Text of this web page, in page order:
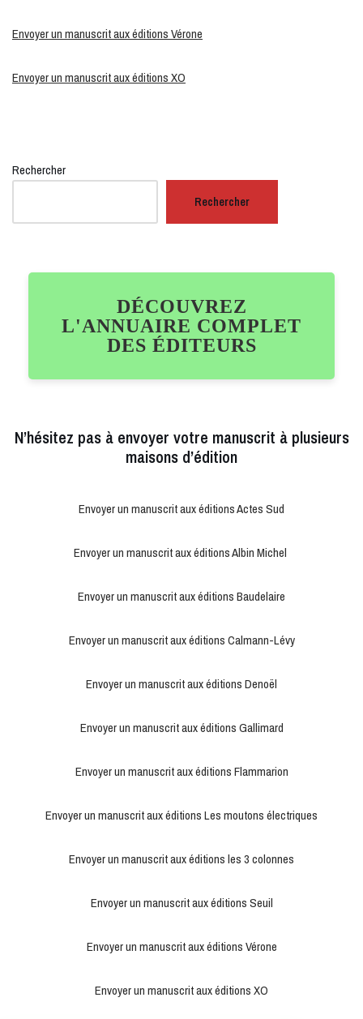
Envoyer un manuscrit aux éditions Vérone
Envoyer un manuscrit aux éditions XO
Rechercher
Rechercher
DÉCOUVREZ
L'ANNUAIRE COMPLET
DES ÉDITEURS
N’hésitez pas à envoyer votre manuscrit à plusieurs
maisons d’édition
Envoyer un manuscrit aux éditions Actes Sud
Envoyer un manuscrit aux éditions Albin Michel
Envoyer un manuscrit aux éditions Baudelaire
Envoyer un manuscrit aux éditions Calmann-Lévy
Envoyer un manuscrit aux éditions Denoël
Envoyer un manuscrit aux éditions Gallimard
Envoyer un manuscrit aux éditions Flammarion
Envoyer un manuscrit aux éditions Les moutons électriques
Envoyer un manuscrit aux éditions les 3 colonnes
Envoyer un manuscrit aux éditions Seuil
Envoyer un manuscrit aux éditions Vérone
Envoyer un manuscrit aux éditions XO